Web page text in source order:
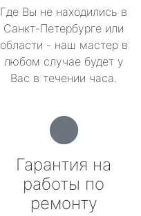
Где Вы не находились в
Санкт-Петербурге или
области - наш мастер в
любом случае будет у
Вас в течении часа.
Гарантия на
работы по
ремонту